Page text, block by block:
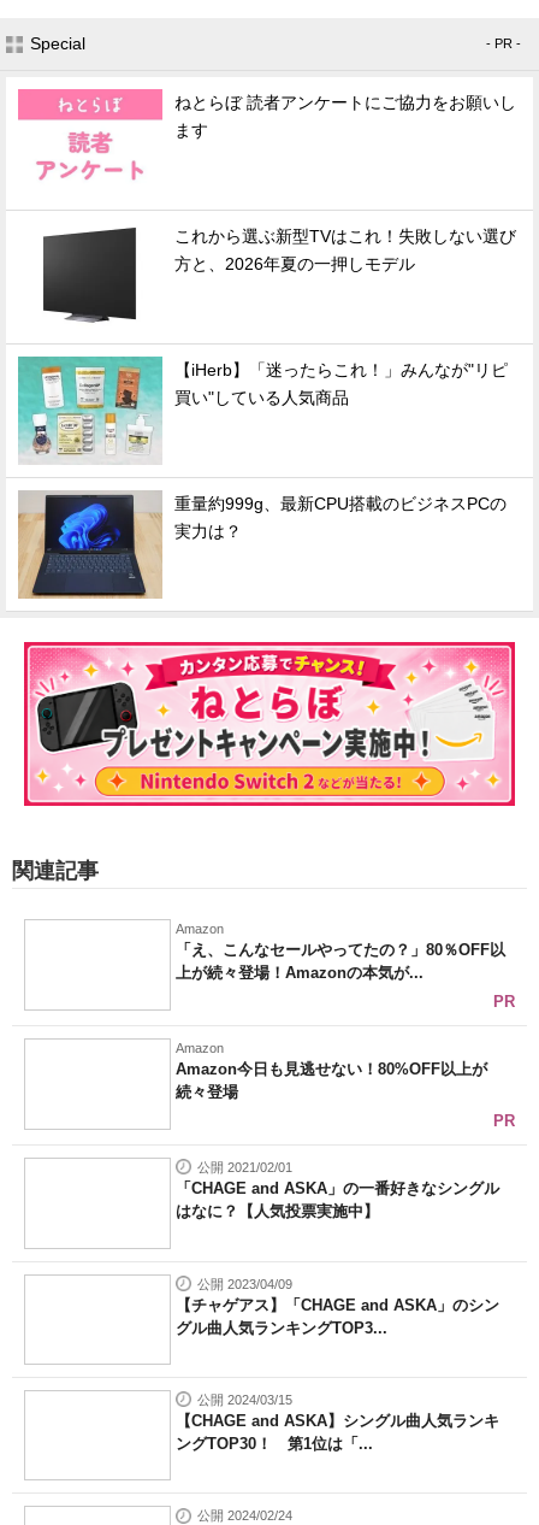
Special - PR -
ねとらぼ 読者アンケートにご協力をお願いし
ます
これから選ぶ新型TVはこれ！失敗しない選び
方と、2026年夏の一押しモデル
【iHerb】「迷ったらこれ！」みんなが"リピ
買い"している人気商品
重量約999g、最新CPU搭載のビジネスPCの
実力は？
関連記事
Amazon
「え、こんなセールやってたの？」80％OFF以
上が続々登場！Amazonの本気が...
PR
Amazon
Amazon今日も見逃せない！80%OFF以上が
続々登場
PR
公開 2021/02/01
「CHAGE and ASKA」の一番好きなシングル
はなに？【人気投票実施中】
公開 2023/04/09
【チャゲアス】「CHAGE and ASKA」のシン
グル曲人気ランキングTOP3...
公開 2024/03/15
【CHAGE and ASKA】シングル曲人気ランキ
ングTOP30！ 第1位は「...
公開 2024/02/24